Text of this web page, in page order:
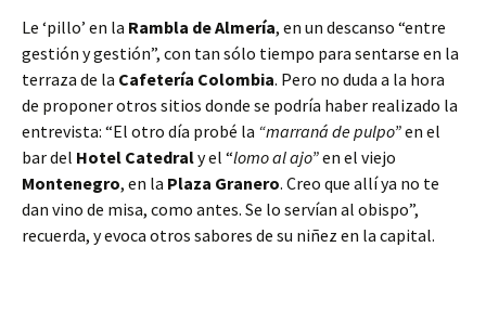
Le ‘pillo’ en la Rambla de Almería, en un descanso “entre
gestión y gestión”, con tan sólo tiempo para sentarse en la
terraza de la Cafetería Colombia. Pero no duda a la hora
de proponer otros sitios donde se podría haber realizado la
entrevista: “El otro día probé la “marraná de pulpo”en el
bar del Hotel Catedraly el “lomo al ajo”en el viejo
Montenegro, en la Plaza Granero. Creo que allí ya no te
dan vino de misa, como antes. Se lo servían al obispo”,
recuerda, y evoca otros sabores de su niñez en la capital.